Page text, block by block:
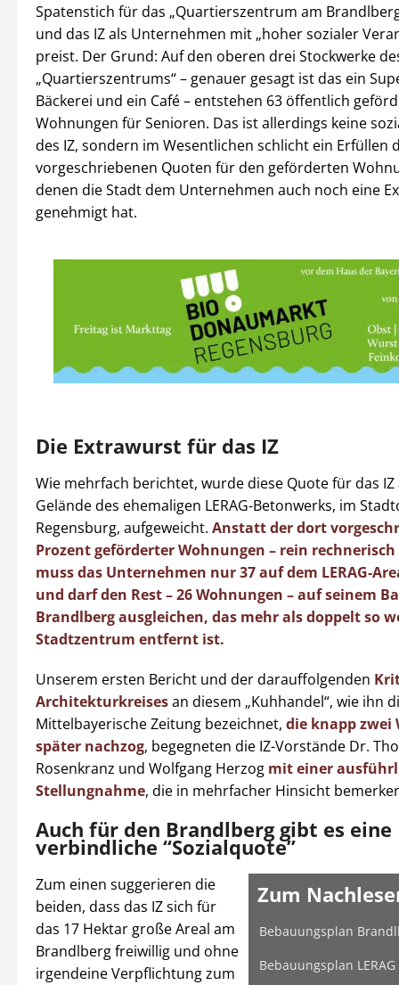
Spatenstich für das „Quartierszentrum am
und das IZ als Unternehmen mit „hoher sozialer
preist. Der Grund: Auf den oberen drei Stockwerke
„Quartierszentrums“ – genauer gesagt ist das ein
Bäckerei und ein Café – entstehen 63 öffentlich
Wohnungen für Senioren. Das ist allerdings keine
des IZ, sondern im Wesentlichen schlicht ein Erfüllen
vorgeschriebenen Quoten für den geförderten
denen die Stadt dem Unternehmen auch noch eine
genehmigt hat.
Die Extrawurst für das IZ
Wie mehrfach berichtet, wurde diese Quote für das IZ
Gelände des ehemaligen LERAG-Betonwerks, im
Regensburg, aufgeweicht. Anstatt der dort
Prozent geförderter Wohnungen – rein rechnerisch
muss das Unternehmen nur 37 auf dem LERAG-
und darf den Rest – 26 Wohnungen – auf seinem
Brandlberg ausgleichen, das mehr als doppelt so
Stadtzentrum entfernt ist.
Unserem ersten Bericht und der darauffolgenden
Architekturkreisesan diesem „Kuhhandel“, wie ihn
Mittelbayerische Zeitung bezeichnet, die knapp zwei
später nachzog, begegneten die IZ-Vorstände Dr.
Rosenkranz und Wolfgang Herzog mit einer
Stellungnahme, die in mehrfacher Hinsicht
Auch für den Brandlberg gibt es eine
verbindliche “Sozialquote”
Zum
Bebauungsplan
Bebauungsplan LERAG
Zum einen suggerieren die
beiden, dass das IZ sich für
das 17 Hektar große Areal am
Brandlberg freiwillig und ohne
irgendeine Verpflichtung zum